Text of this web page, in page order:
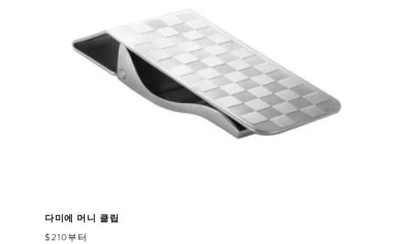
다미에 머니 클립
$210부터